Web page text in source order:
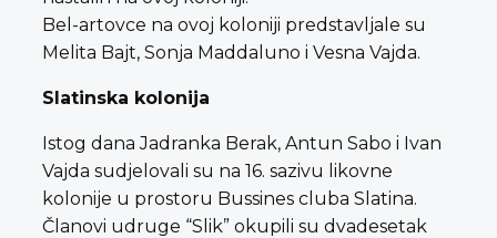
Bel-artovce na ovoj koloniji predstavljale su
Melita Bajt, Sonja Maddaluno i Vesna Vajda.
Slatinska kolonija
Istog dana Jadranka Berak, Antun Sabo i Ivan
Vajda sudjelovali su na 16. sazivu likovne
kolonije u prostoru Bussines cluba Slatina.
Članovi udruge “Slik” okupili su dvadesetak